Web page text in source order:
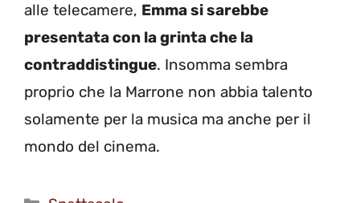
alle telecamere, Emma si sarebbe
presentata con la grinta che la
contraddistingue. Insomma sembra
proprio che la Marrone non abbia talento
solamente per la musica ma anche per il
mondo del cinema.